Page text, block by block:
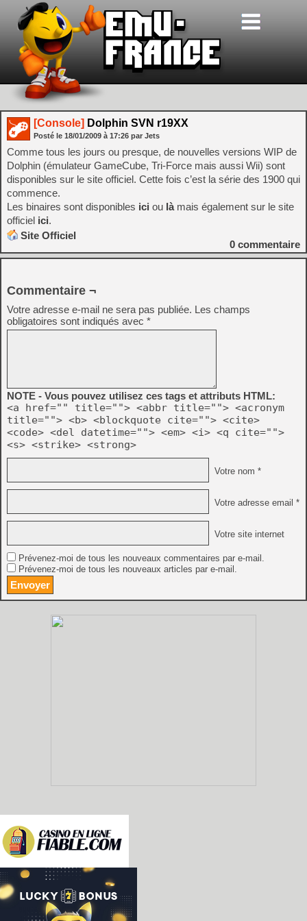
[Console] Dolphin SVN r19XX
Posté le 18/01/2009 à 17:26 par Jets
Comme tous les jours ou presque, de nouvelles versions WIP de
Dolphin (émulateur GameCube, Tri-Force mais aussi Wii) sont
disponibles sur le site officiel. Cette fois c’est la série des 1900 qui
commence.
Les binaires sont disponibles ici ou làmais également sur le site
officiel ici.
Site Officiel
0 commentaire
Commentaire ¬
Votre adresse e-mail ne sera pas publiée. Les champs
obligatoires sont indiqués avec *
NOTE - Vous pouvez utilisez ces tags et attributs HTML:
<a href="" title=""> <abbr title=""> <acronym
title=""> <b> <blockquote cite=""> <cite>
<code> <del datetime=""> <em> <i> <q cite="">
<s> <strike> <strong>
Votre nom *
Votre adresse email *
Votre site internet
Prévenez-moi de tous les nouveaux commentaires par e-mail.
Prévenez-moi de tous les nouveaux articles par e-mail.